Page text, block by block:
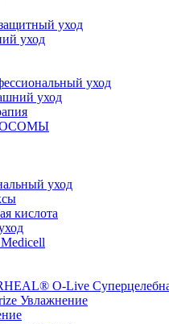
уход
уход
уход
уход
уход
кислота
O-Live
Увлажнение